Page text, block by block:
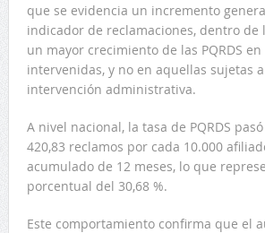
que se evidencia un incremento
indicador de reclamaciones, dentro de
un mayor crecimiento de las PQRDS en
intervenidas, y no en aquellas sujetas
intervención administrativa.
A nivel nacional, la tasa de PQRDS
420,83 reclamos por cada 10.000
acumulado de 12 meses, lo que
porcentual del 30,68 %.
Este comportamiento confirma que el